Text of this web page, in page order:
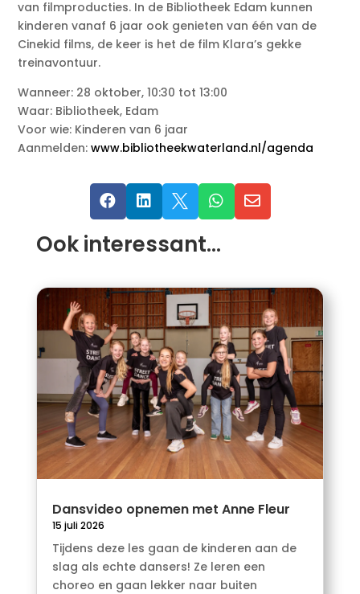
van filmproducties. In de Bibliotheek Edam kunnen
kinderen vanaf 6 jaar ook genieten van één van de
Cinekid films, de keer is het de film Klara’s gekke
treinavontuur.
Wanneer: 28 oktober, 10:30 tot 13:00
Waar: Bibliotheek, Edam
Voor wie: Kinderen van 6 jaar
Aanmelden:www.bibliotheekwaterland.nl/agenda
    
Ook interessant…
Dansvideo opnemen met Anne Fleur
15 juli 2026
Tijdens deze les gaan de kinderen aan de
slag als echte dansers! Ze leren een
choreo en gaan lekker naar buiten